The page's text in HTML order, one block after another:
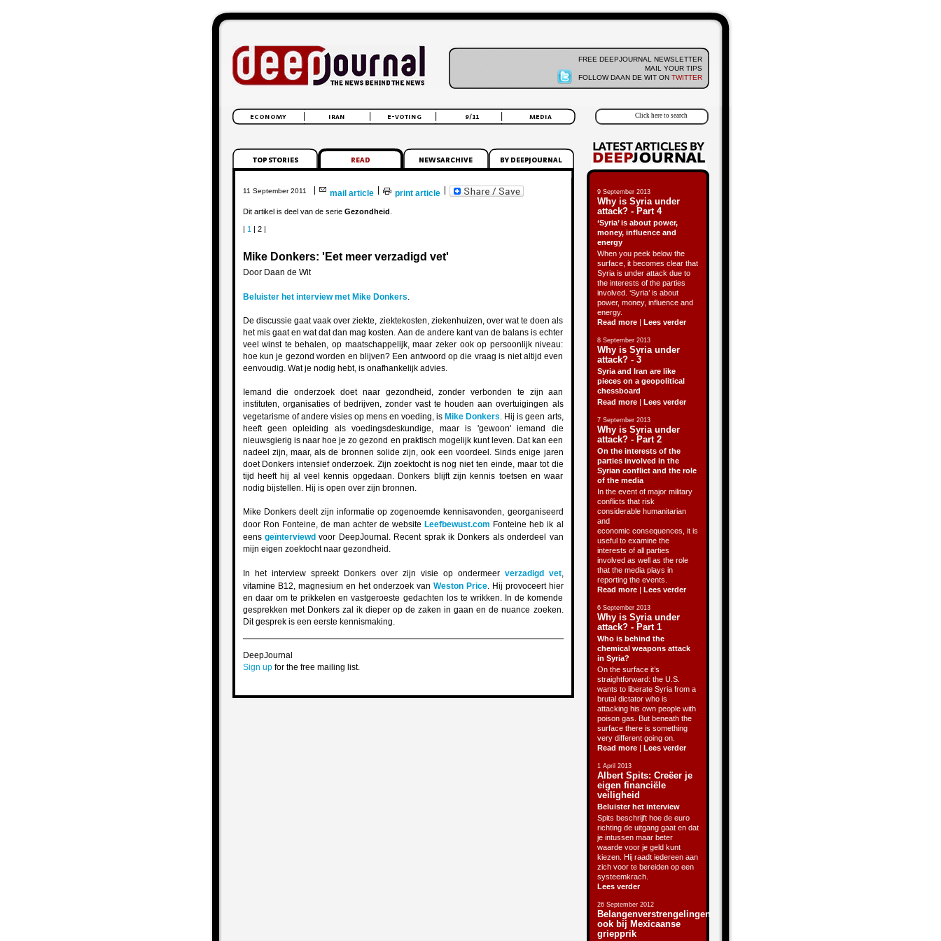
FREE DEEPJOURNAL NEWSLETTER
MAIL YOUR TIPS
FOLLOW DAAN DE WIT ON TWITTER
11 September 2011 mail article print article
Dit artikel is deel van de serie Gezondheid
| 1 | 2 |
Mike Donkers: 'Eet meer verzadigd vet'
Door Daan de Wit
Beluister het interview met Mike Donkers.
De discussie gaat vaak over ziekte, ziektekosten, ziekenhuizen, over wat te doen als
het mis gaat en wat dat dan mag kosten. Aan de andere kant van de balans is echter
veel winst te behalen, op maatschappelijk, maar zeker ook op persoonlijk niveau:
hoe kun je gezond worden en blijven? Een antwoord op die vraag is niet altijd even
eenvoudig. Wat je nodig hebt, is onafhankelijk advies.
Iemand die onderzoek doet naar gezondheid, zonder verbonden te zijn aan
instituten, organisaties of bedrijven, zonder vast te houden aan overtuigingen als
vegetarisme of andere visies op mens en voeding, is Mike Donkers. Hij is geen arts,
heeft geen opleiding als voedingsdeskundige, maar is 'gewoon' iemand die
nieuwsgierig is naar hoe je zo gezond en praktisch mogelijk kunt leven. Dat kan een
nadeel zijn, maar, als de bronnen solide zijn, ook een voordeel. Sinds enige jaren
doet Donkers intensief onderzoek. Zijn zoektocht is nog niet ten einde, maar tot die
tijd heeft hij al veel kennis opgedaan. Donkers blijft zijn kennis toetsen en waar
nodig bijstellen. Hij is open over zijn bronnen.
Mike Donkers deelt zijn informatie op zogenoemde kennisavonden, georganiseerd
door Ron Fonteine, de man achter de website Leefbewust.com Fonteine heb ik al
eens geïnterviewd voor DeepJournal. Recent sprak ik Donkers als onderdeel van
mijn eigen zoektocht naar gezondheid.
In het interview spreekt Donkers over zijn visie op ondermeer verzadigd vet,
vitamine B12, magnesium en het onderzoek van Weston Price. Hij provoceert hier
en daar om te prikkelen en vastgeroeste gedachten los te wrikken. In de komende
gesprekken met Donkers zal ik dieper op de zaken in gaan en de nuance zoeken.
Dit gesprek is een eerste kennismaking.
DeepJournal
Sign upfor the free mailing list.
9 September 2013
Why is Syria under
attack? - Part 4
‘Syria’ is about power,
money, influence and
energy
When you peek below the
surface, it becomes clear that
Syria is under attack due to
the interests of the parties
involved. ‘Syria’ is about
power, money, influence and
energy.
Read more| Lees verder
8 September 2013
Why is Syria under
attack? - 3
Syria and Iran are like
pieces on a geopolitical
chessboard
Read more| Lees verder
7 September 2013
Why is Syria under
attack? - Part 2
On the interests of the
parties involved in the
Syrian conflict and the role
of the media
In the event of major military
conflicts that risk
considerable humanitarian
and
economic consequences, it is
useful to examine the
interests of all parties
involved as well as the role
that the media plays in
reporting the events.
Read more| Lees verder
6 September 2013
Why is Syria under
attack? - Part 1
Who is behind the
chemical weapons attack
in Syria?
On the surface it’s
straightforward: the U.S.
wants to liberate Syria from a
brutal dictator who is
attacking his own people with
poison gas. But beneath the
surface there is something
very different going on.
Read more| Lees verder
1 April 2013
Albert Spits: Creëer je
eigen financiële
veiligheid
Beluister het interview
Spits beschrijft hoe de euro
richting de uitgang gaat en dat
je intussen maar beter
waarde voor je geld kunt
kiezen. Hij raadt iedereen aan
zich voor te bereiden op een
systeemkrach.
Lees verder
26 September 2012
Belangenverstrengelingen
ook bij Mexicaanse
griepprik